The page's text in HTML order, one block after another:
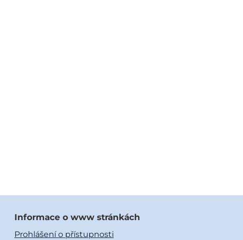
Informace o www stránkách
Prohlášení o přístupnosti